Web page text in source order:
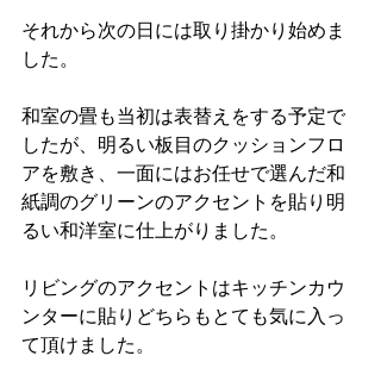
それから次の日には取り掛かり始めま
した。
和室の畳も当初は表替えをする予定で
したが、明るい板目のクッションフロ
アを敷き、一面にはお任せで選んだ和
紙調のグリーンのアクセントを貼り明
るい和洋室に仕上がりました。
リビングのアクセントはキッチンカウ
ンターに貼りどちらもとても気に入っ
て頂けました。